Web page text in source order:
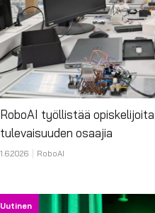
RoboAI työllistää
tulevaisuuden osaajia
1.6.2026 RoboAI
Uutinen